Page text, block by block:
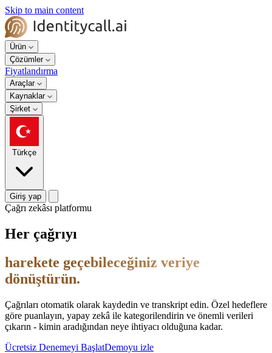
Skip to main content
Ürün
Çözümler
Fiyatlandırma
Araçlar
Kaynaklar
Şirket
Türkçe
Giriş yap
Çağrı zekâsı platformu
Her çağrıyı
harekete geçebileceğiniz veriye
dönüştürün.
Çağrıları otomatik olarak kaydedin ve transkript edin. Özel hedeflere
göre puanlayın, yapay zekâ ile kategorilendirin ve önemli verileri
çıkarın - kimin aradığından neye ihtiyacı olduğuna kadar.
Ücretsiz Denemeyi BaşlatDemoyu izle